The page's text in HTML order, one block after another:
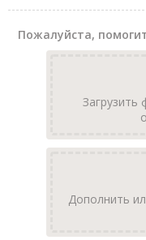
Пожалуйста,
Загрузить
Дополнить